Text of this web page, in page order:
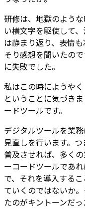
研修は、地獄のよう
い横文字を駆使して
は静まり返り、表情
そり感想を聞いたの
に失敗でした。
私はこの時にようやく
ということに気づき
ードツールです。
デジタルツールを業
見直しを行います。
普及させれば、多く
ーコードツールであ
で、それを導入する
ていくのではないか
たのがキントーンだっ